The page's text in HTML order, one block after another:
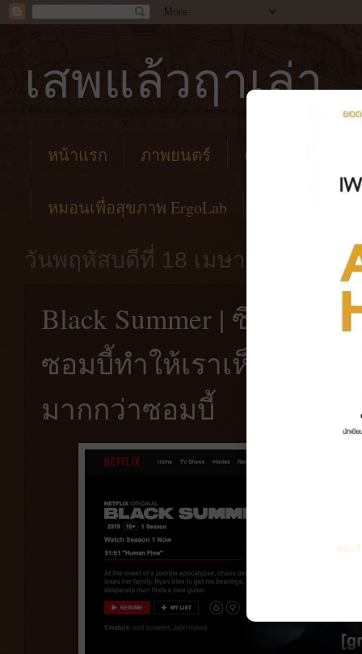
เสพแล้วฤาเล่า
หน้าแรก ภาพยนตร์ คาเฟ่
หมอนเพื่อสุขภาพ ErgoLab
วันพฤหัสบดีที่ 18 เมษายน พ.ศ.
Black Summer | ซีรีส์ต้น
ซอมบี้ทำให้เราเห็นภัยจา
มากกว่าซอมบี้
หนัง